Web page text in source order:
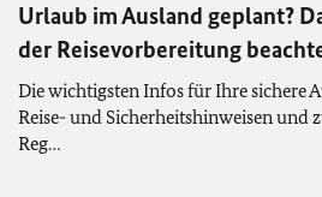
Urlaub im Ausland geplant?
der Reisevorbereitung
Die wichtigsten Infos für Ihre sichere
Reise- und Sicherheitshinweisen und
Reg…